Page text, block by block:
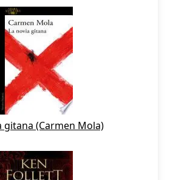
gitana (Carmen Mola)